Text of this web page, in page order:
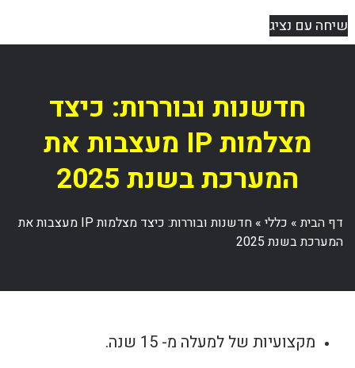
שיחה עם נציג
חדשנות ובוררות: כיצד
מצלמות IP מעצבות את
המערכת בשנת 2025
דף הבית» כללי»
חדשנות ובוררות: כיצד מצלמות IP מעצבות את
המערכת בשנת 2025
מקצועיות של למעלה מ- 15 שנה.